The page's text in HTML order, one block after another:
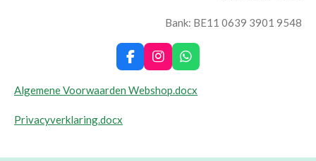
Bank: BE11 0639 3901 9548
F
a
c
e
I
n
s
t
W
h
a
t
Algemene Voorwaarden Webshop.docx
Privacyverklaring.docx